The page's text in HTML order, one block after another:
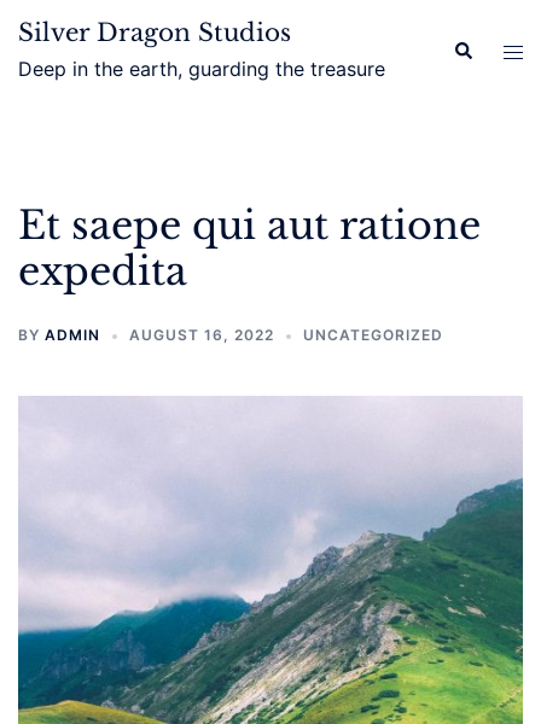
content
Silver Dragon Studios
Deep in the earth, guarding the treasure
Search
Et saepe qui aut ratione
expedita
BY ADMIN AUGUST 16, 2022 UNCATEGORIZED